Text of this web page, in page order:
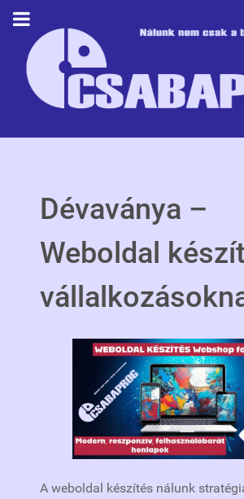
Dévaványa –
Weboldal
A weboldal készítés nálunk